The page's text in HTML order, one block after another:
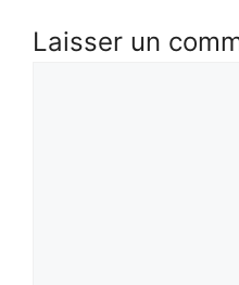
Laisser un